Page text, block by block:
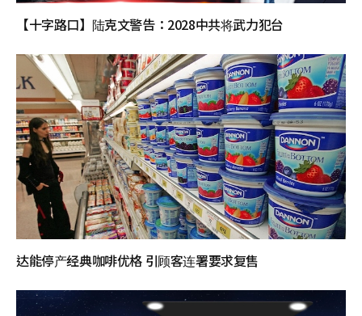
【十字路口】陆克文警告：2028中共将武力犯台
达能停产经典咖啡优格 引顾客连署要求复售